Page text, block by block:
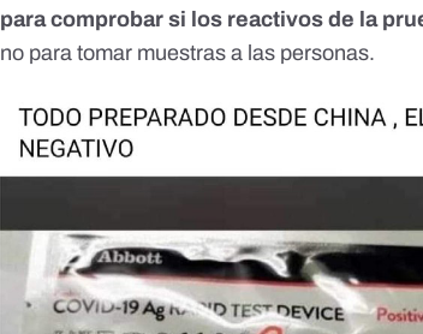
para comprobar si los reactivos de la
no para tomar muestras a las personas.